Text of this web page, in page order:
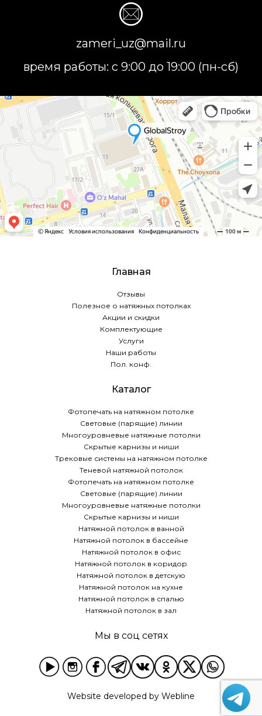
zameri_uz@mail.ru
время работы: с 9:00 до 19:00 (пн-сб)
Главная
Отзывы
Полезное о натяжных потолках
Акции и скидки
Комплектующие
Услуги
Наши работы
Пол. конф.
Каталог
Фотопечать на натяжном потолке
Световые (парящие) линии
Многоуровневые натяжные потолки
Скрытые карнизы и ниши
Трековые системы на натяжном потолке
Теневой натяжной потолок
Фотопечать на натяжном потолке
Световые (парящие) линии
Многоуровневые натяжные потолки
Скрытые карнизы и ниши
Натяжной потолок в ванной
Натяжной потолок в бассейне
Натяжной потолок в офис
Натяжной потолок в коридор
Натяжной потолок в детскую
Натяжной потолок на кухне
Натяжной потолок в спалью
Натяжной потолок в зал
Мы в соц сетях
Website developed by Webline